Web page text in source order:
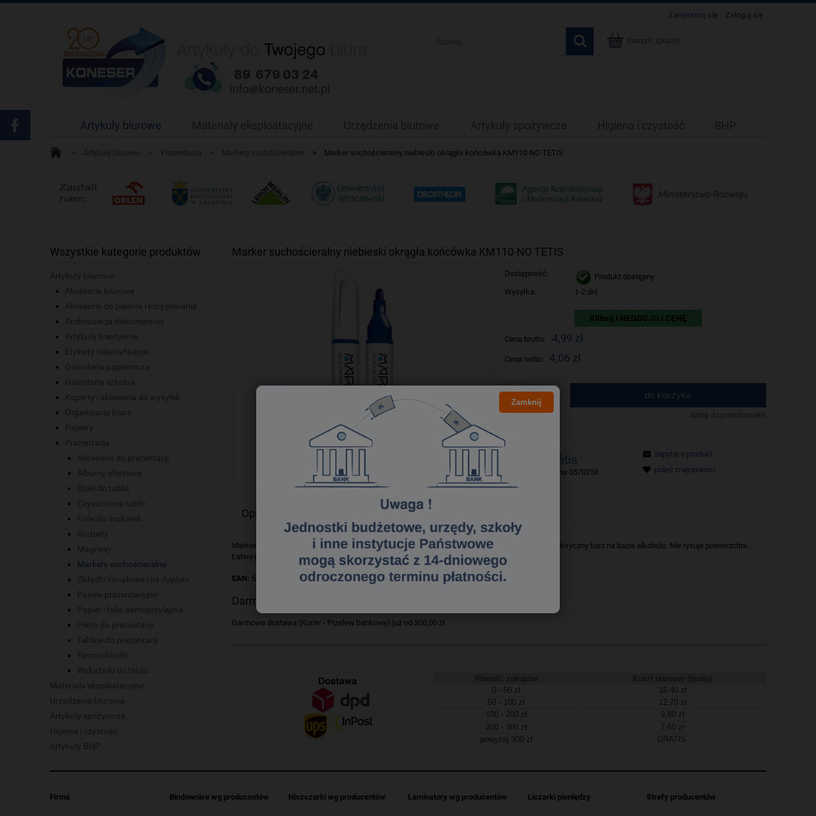
Zarejestruj się Zaloguj się
Koszyk: (pusty)
Artykuły biurowe Materiały eksploatacyjne Urządzenia biurowe Artykuły spożywcze Higiena i czystość BHP
Artykuły biurowe Prezentacja Markery suchościeralne » Marker suchościeralny niebieski okrągła końcówka KM110-NO TETIS
Wszystkie kategorie produktów
Artykuły biurowe
Akcesoria biurowe
Akcesoria do pisania i korygowania
Archiwizacja dokumentów
Artykuły kreatywne
Etykiety i identyfikacja
Galanteria papiernicza
Galanteria szkolna
Koperty i akcesoria do wysyłek
Organizacja biura
Papiery
Prezentacja
Akcesoria do prezentacji
Albumy ofertowe
Bloki do tablic
Czyszczenie tablic
Folie do drukarek
Grzbiety
Magnesy
Markery suchościeralne
Okładki kanałowe i na dyplom
Panele prezentacyjne
Papier i folia samoprzylepna
Piloty do prezentacji
Tablice do prezentacji
Termookładki
Wskaźniki do tablic
Materiały eksploatacyjne
Urządzenia biurowe
Artykuły spożywcze
Higiena i czystość
Artykuły BHP
Marker suchościeralny niebieski okrągła końcówka KM110-NO TETIS
Dostępność:
Produkt dostępny
Wysyłka:
1-2 dni
Kliknij i NEGOCJUJ CENĘ
Cena brutto: 4,99 zł
Cena netto: 4,06 zł
do koszyka
dodaj do przechowalni
ma 0570258
zapytaj o produkt
poleć znajomemu
Opis
Marker suchościeralny z końcówką stożkową. Grubość linii pisania 3 mm. Szybkoschnący, nietoksyczny tusz na bazie alkoholu. Nie rysuje powierzchni.
Łatwy do starcia z większości powierzchni. Pasuje do ścieraka magnetycznego KS110-M3.
EAN: 5903242102462
Darmowa dostawa
Darmowa dostawa (Kurier - Przelew bankowy) już od 300,00 zł.
Wartość zakupów
Koszt dostawy (brutto)
0 - 50 zł
16,40 zł
50 - 100 zł
12,70 zł
100 - 200 zł
9,80 zł
200 - 300 zł
7,60 zł
powyżej 300 zł
GRATIS
Firma Bindownice wg producentów Niszczarki wg producentów Laminatory wg producentów Liczarki pieniędzy Strefy producentów
Zamknij